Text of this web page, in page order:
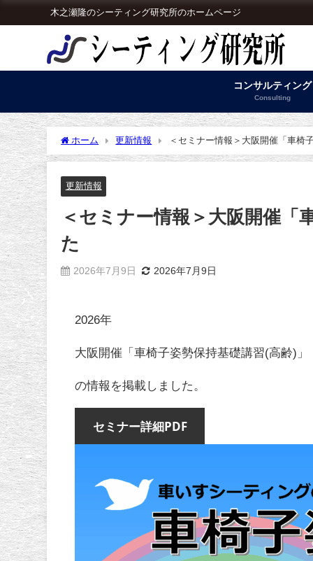
木之瀬隆のシーティング研究所のホームページ
コンサルティング
Consulting
ホーム 更新情報 ＜セミナー情報＞大阪開催「車椅
更新情報
＜セミナー情報＞大阪開催「
た
2026年7月9日 2026年7月9日
2026年
大阪開催「車椅子姿勢保持基礎講習(高齢)
の情報を掲載しました。
セミナー詳細PDF